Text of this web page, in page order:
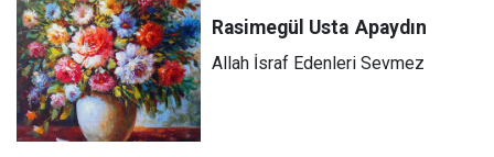
Rasimegül Usta Apaydın
Allah İsraf Edenleri Sevmez